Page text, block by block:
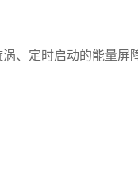
、定时启动的能量